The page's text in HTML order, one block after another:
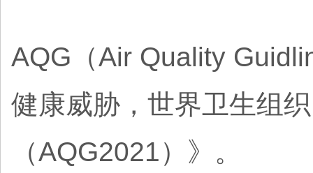
AQG（Air Quality
健康威胁，世界卫生组
（AQG2021）》。